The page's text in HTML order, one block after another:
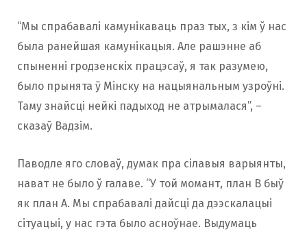
“Мы спрабавалі камунікаваць праз тых, з кім ў нас
была ранейшая камунікацыя. Але рашэнне аб
спыненні гродзенскіх працэсаў, я так разумею,
было прынята ў Мінску на нацыянальным узроўні.
Таму знайсці нейкі падыход не атрымалася”, –
сказаў Вадзім.
Паводле яго словаў, думак пра сілавыя варыянты,
нават не было ў галаве. “У той момант, план B быў
як план A. Мы спрабавалі дайсці да дээскалацыі
сітуацыі, у нас гэта было асноўнае. Выдумаць